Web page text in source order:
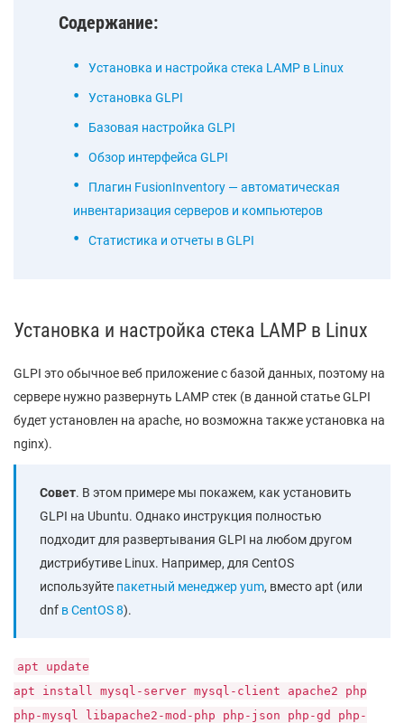
Содержание:
Установка и настройка стека LAMP в Linux
Установка GLPI
Базовая настройка GLPI
Обзор интерфейса GLPI
Плагин FusionInventory — автоматическая
инвентаризация серверов и компьютеров
Статистика и отчеты в GLPI
Установка и настройка стека LAMP в Linux
GLPI это обычное веб приложение с базой данных, поэтому на
сервере нужно развернуть LAMP стек (в данной статье GLPI
будет установлен на apache, но возможна также установка на
nginx).
Совет. В этом примере мы покажем, как установить
GLPI на Ubuntu. Однако инструкция полностью
подходит для развертывания GLPI на любом другом
дистрибутиве Linux. Например, для CentOS
используйте пакетный менеджер yum, вместо apt (или
dnf в CentOS 8).
apt update
apt install mysql-server mysql-client apache2 php
php-mysql libapache2-mod-php php-json php-gd php-